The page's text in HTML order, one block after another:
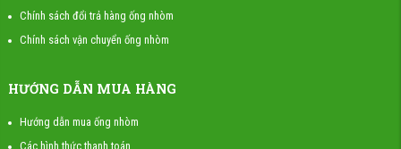
Chính sách đổi trả hàng ống nhòm
Chính sách vận chuyển ống nhòm
HƯỚNG DẪN MUA HÀNG
Hướng dẫn mua ống nhòm
Các hình thức thanh toán